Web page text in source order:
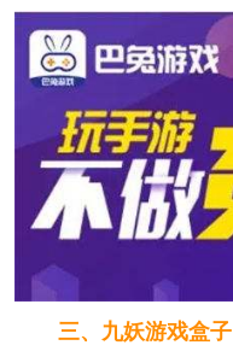
三、九妖游戏盒子